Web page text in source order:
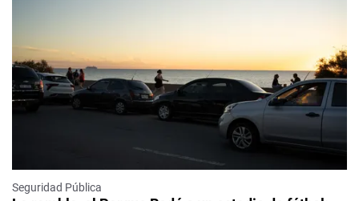
Seguridad Pública